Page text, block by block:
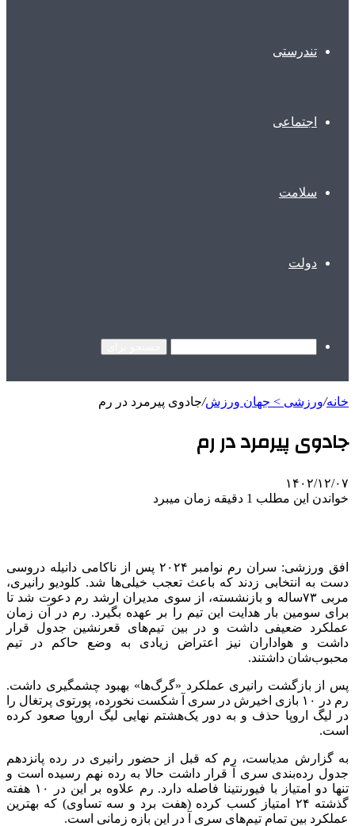
تندرستی
اجتماعی
سلامت
دولت
خانه/ورزشی > جهان ورزش/جادوی پیرمرد در رم
جادوی پیرمرد در رم
۱۴۰۲/۱۲/۰۷
خواندن این مطلب 1 دقیقه زمان میبرد
افق ورزشی: سران رم نوامبر ۲۰۲۴ پس از ناکامی دانیله دروسی
دست به انتخابی زدند که باعث تعجب خیلی‌ها شد. کلودیو رانیری،
مربی ۷۳ساله و بازنشسته، از سوی مدیران ارشد رم دعوت شد تا
برای سومین بار هدایت این تیم را بر عهده بگیرد. رم در آن زمان
عملکرد ضعیفی داشت و در بین تیم‌های قعرنشین جدول قرار
داشت و هواداران نیز اعتراض زیادی به وضع حاکم در تیم
محبوب‌شان داشتند.
پس از بازگشت رانیری عملکرد «گرگ‌ها» بهبود چشمگیری داشت.
رم در ۱۰ بازی اخیرش در سری آ شکست نخورده‌، پورتوی پرتغال را
در لیگ اروپا حذف و به دور یک‌هشتم نهایی لیگ اروپا صعود کرده
است.
به گزارش مدیاست، رم که قبل از حضور رانیری در رده پانزدهم
جدول رده‌بندی سری آ قرار داشت حالا به رده نهم رسیده است و
تنها دو امتیاز با فیورنتینا فاصله دارد. رم علاوه بر این در ۱۰ هفته
گذشته ۲۴ امتیاز کسب کرده (هفت برد و سه تساوی) که بهترین
عملکرد بین تمام تیم‌های سری آ در این بازه زمانی است.